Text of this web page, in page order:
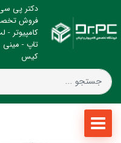
دکتر پی
فروش
کامپیوتر -
تاپ - مینی
کیس